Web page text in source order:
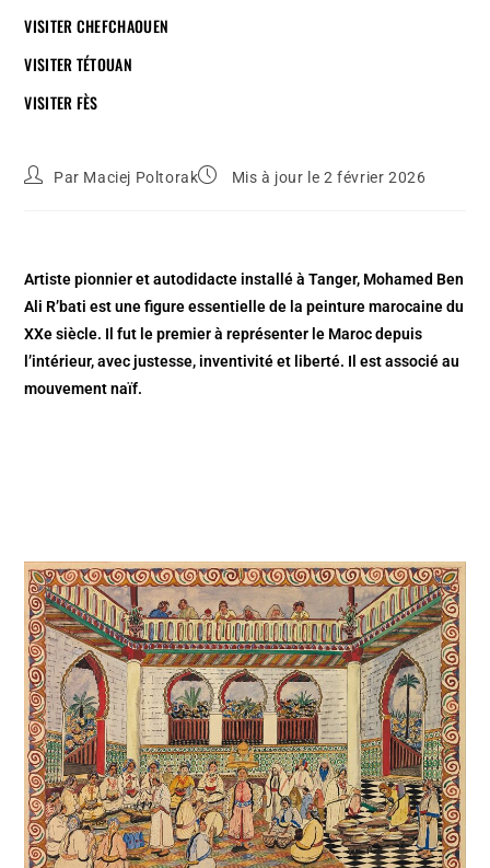
VISITER CHEFCHAOUEN
VISITER TÉTOUAN
VISITER FÈS
Par Maciej Poltorak Mis à jour le 2 février 2026
Artiste pionnier et autodidacte installé à Tanger, Mohamed Ben
Ali R’bati est une figure essentielle de la peinture marocaine du
XXe siècle. Il fut le premier à représenter le Maroc depuis
l’intérieur, avec justesse, inventivité et liberté. Il est associé au
mouvement naïf.